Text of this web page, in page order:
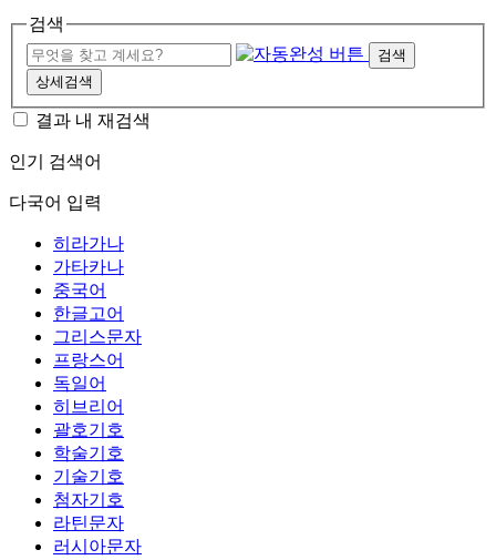
검색
검색
상세검색
결과 내 재검색
인기 검색어
다국어 입력
히라가나
가타카나
중국어
한글고어
그리스문자
프랑스어
독일어
히브리어
괄호기호
학술기호
기술기호
첨자기호
라틴문자
러시아문자